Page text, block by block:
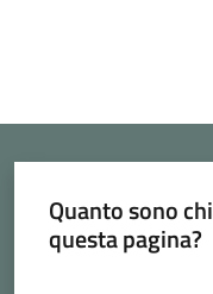
Quanto sono
questa pagina?